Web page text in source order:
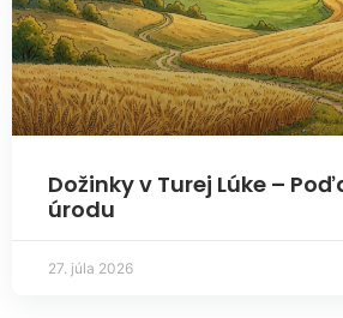
Dožinky v Turej Lúke –
úrodu
27. júla 2026